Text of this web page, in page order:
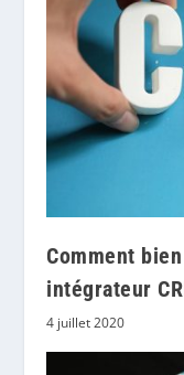
Comment
intégrateur
4 juillet 2020